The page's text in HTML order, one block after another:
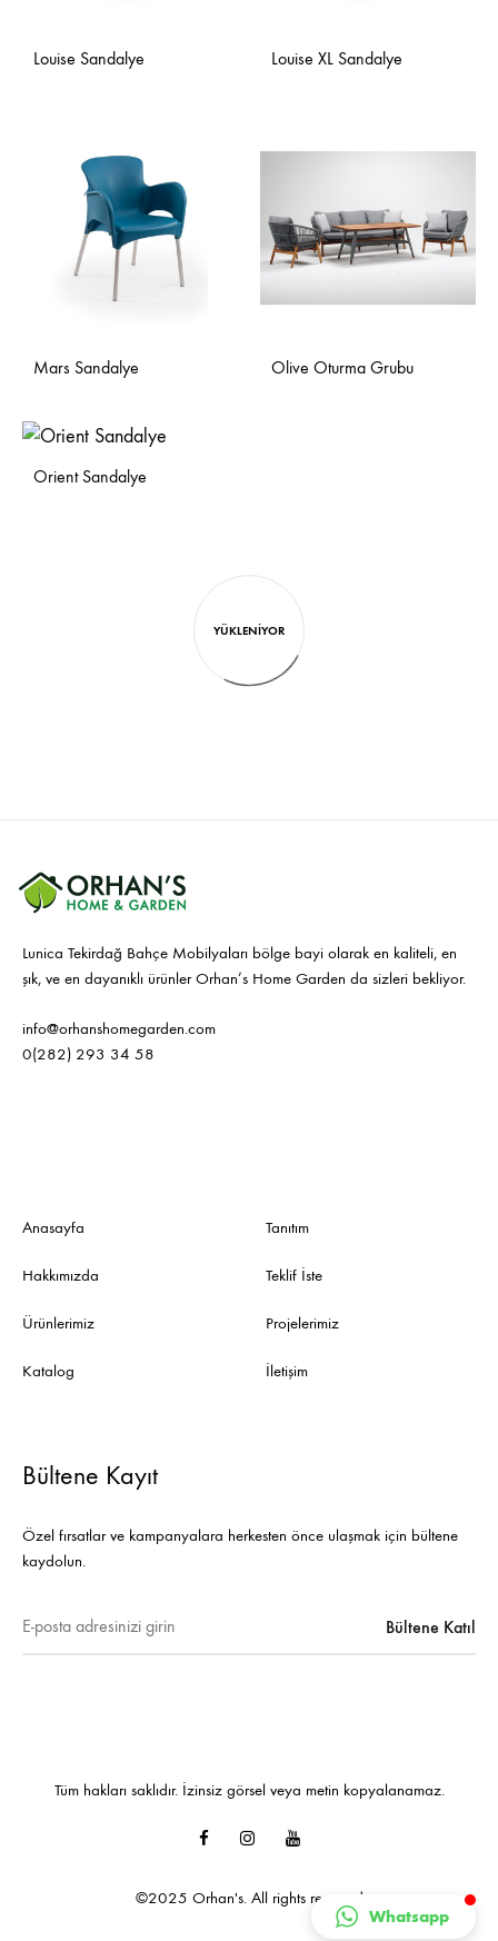
Louise Sandalye Louise XL Sandalye
Mars Sandalye Olive Oturma Grubu
Orient Sandalye
YÜKLENIYOR
Lunica Tekirdağ Bahçe Mobilyaları bölge bayi olarak en kaliteli, en
şık, ve en dayanıklı ürünler Orhan’s Home Garden da sizleri bekliyor.
info@orhanshomegarden.com
0(282) 293 34 58
Anasayfa
Hakkımızda
Ürünlerimiz
Katalog
Tanıtım
Teklif İste
Projelerimiz
İletişim
Bültene Kayıt
Özel fırsatlar ve kampanyalara herkesten önce ulaşmak için bültene
kaydolun.
FacebookInstagramYoutube
©2025 Orhan's. All rights reserved
Tüm hakları saklıdır. İzinsiz görsel veya metin kopyalanamaz.
Whatsapp